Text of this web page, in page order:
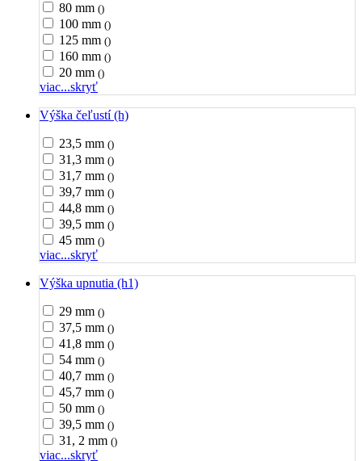
80 mm ()
100 mm ()
125 mm ()
160 mm ()
20 mm ()
viac...skryť
Výška čeľustí (h)
23,5 mm ()
31,3 mm ()
31,7 mm ()
39,7 mm ()
44,8 mm ()
39,5 mm ()
45 mm ()
viac...skryť
Výška upnutia (h1)
29 mm ()
37,5 mm ()
41,8 mm ()
54 mm ()
40,7 mm ()
45,7 mm ()
50 mm ()
39,5 mm ()
31, 2 mm ()
viac...skryť